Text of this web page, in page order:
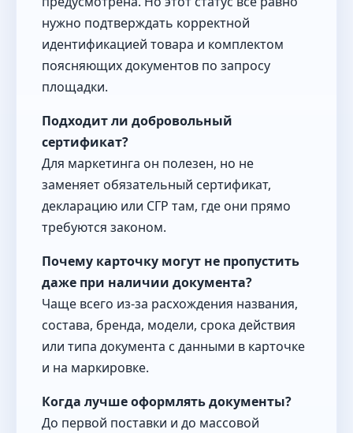
нужно подтверждать корректной
идентификацией товара и комплектом
поясняющих документов по запросу
площадки.
Подходит ли добровольный
сертификат?
Для маркетинга он полезен, но не
заменяет обязательный сертификат,
декларацию или СГР там, где они прямо
требуются законом.
Почему карточку могут не пропустить
даже при наличии документа?
Чаще всего из-за расхождения названия,
состава, бренда, модели, срока действия
или типа документа с данными в карточке
и на маркировке.
Когда лучше оформлять документы?
До первой поставки и до массовой